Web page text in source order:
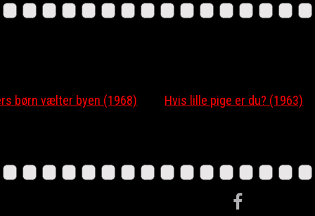
børn vælter byen (1968) Hvis lille pige er du? (1963)